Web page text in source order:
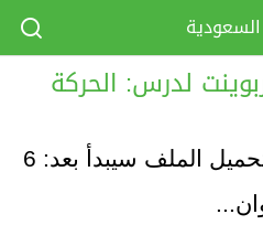
تحميل الملف سيبدأ بعد: 6